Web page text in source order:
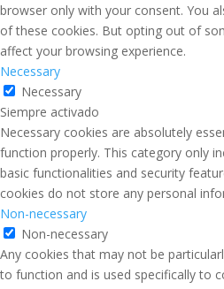
browser only with your consent. You
of these cookies. But opting out of
affect your browsing experience.
Necessary
Necessary
Siempre activado
Necessary cookies are absolutely
function properly. This category only
basic functionalities and security
cookies do not store any personal
Non-necessary
Non-necessary
Any cookies that may not be
to function and is used specifically to